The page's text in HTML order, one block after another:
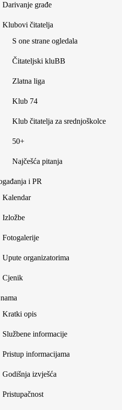
Darivanje građe
Klubovi čitatelja
S one strane ogledala
Čitateljski kluBB
Zlatna liga
Klub 74
Klub čitatelja za srednjoškolce
50+
Najčešća pitanja
i PR
Kalendar
Izložbe
Fotogalerije
Upute organizatorima
Cjenik
Kratki opis
Službene informacije
Pristup informacijama
Godišnja izvješća
Pristupačnost